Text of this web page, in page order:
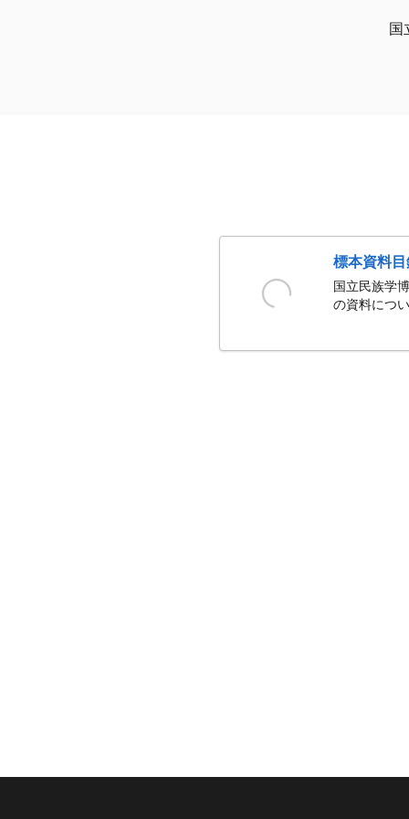
国
標本資料
国立民族学
の資料につい